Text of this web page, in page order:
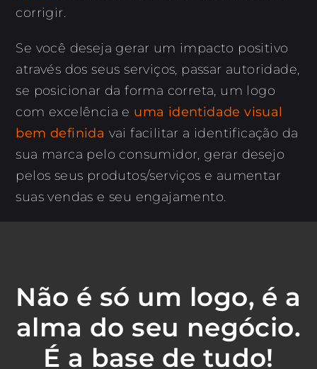
corrigir.
Se você deseja gerar um impacto positivo
através dos seus serviços, passar autoridade,
se posicionar da forma correta, um logo
com excelência e uma identidade visual
bem definida vai facilitar a identificação da
sua marca pelo consumidor, gerar desejo
pelos seus produtos/serviços e aumentar
suas vendas e seu engajamento.
Não é só um logo, é a
alma do seu negócio.
É a base de tudo!